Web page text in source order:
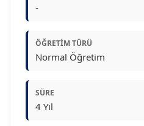
-
ÖĞRETIM TÜRÜ
Normal Öğretim
SÜRE
4 Yıl